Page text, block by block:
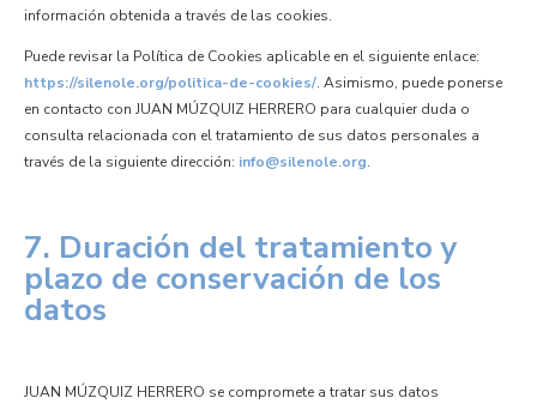
información obtenida a través de las cookies.
Puede revisar la Política de Cookies aplicable en el siguiente enlace:
https://silenole.org/politica-de-cookies/. Asimismo, puede ponerse
en contacto con JUAN MÚZQUIZ HERRERO para cualquier duda o
consulta relacionada con el tratamiento de sus datos personales a
través de la siguiente dirección: info@silenole.org.
7. Duración del tratamiento y
plazo de conservación de los
datos
JUAN MÚZQUIZ HERRERO se compromete a tratar sus datos